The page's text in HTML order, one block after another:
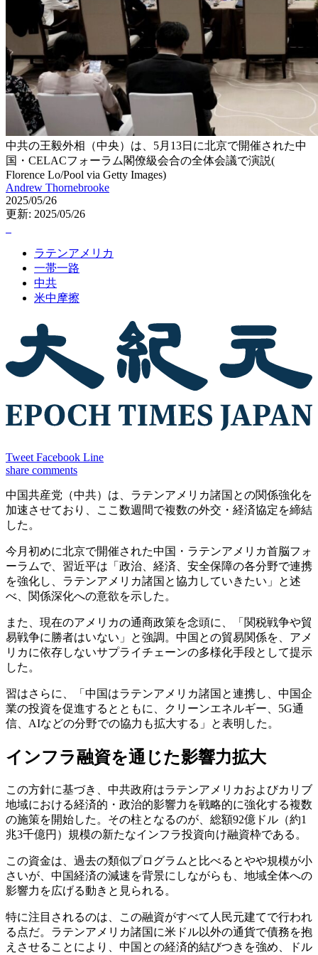
中共の王毅外相（中央）は、5月13日に北京で開催された中
国・CELACフォーラム閣僚級会合の全体会議で演説(
Florence Lo/Pool via Getty Images)
Andrew Thornebrooke
2025/05/26
更新: 2025/05/26
ラテンアメリカ
一帯一路
中共
米中摩擦
Tweet Facebook Line
share comments
中国共産党（中共）は、ラテンアメリカ諸国との関係強化を
加速させており、ここ数週間で複数の外交・経済協定を締結
した。
今月初めに北京で開催された中国・ラテンアメリカ首脳フォ
ーラムで、習近平は「政治、経済、安全保障の各分野で連携
を強化し、ラテンアメリカ諸国と協力していきたい」と述
べ、関係深化への意欲を示した。
また、現在のアメリカの通商政策を念頭に、「関税戦争や貿
易戦争に勝者はいない」と強調。中国との貿易関係を、アメ
リカに依存しないサプライチェーンの多様化手段として提示
した。
習はさらに、「中国はラテンアメリカ諸国と連携し、中国企
業の投資を促進するとともに、クリーンエネルギー、5G通
信、AIなどの分野での協力も拡大する」と表明した。
インフラ融資を通じた影響力拡大
この方針に基づき、中共政府はラテンアメリカおよびカリブ
地域における経済的・政治的影響力を戦略的に強化する複数
の施策を開始した。その柱となるのが、総額92億ドル（約1
兆3千億円）規模の新たなインフラ投資向け融資枠である。
この資金は、過去の類似プログラムと比べるとやや規模が小
さいが、中国経済の減速を背景にしながらも、地域全体への
影響力を広げる動きと見られる。
特に注目されるのは、この融資がすべて人民元建てで行われ
る点だ。ラテンアメリカ諸国に米ドル以外の通貨で債務を抱
えさせることにより、中国との経済的結びつきを強め、ドル